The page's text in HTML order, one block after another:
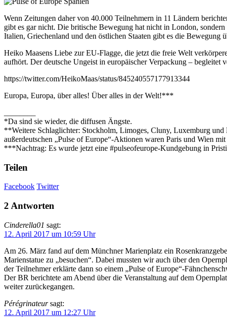
Wenn Zeitungen daher von 40.000 Teilnehmern in 11 Ländern
gibt es gar nicht. Die britische Bewegung hat nicht in London,
Italien, Griechenland und den östlichen Staaten gibt es die Bewegung
Heiko Maasens Liebe zur EU-Flagge, die jetzt die freie Welt
aufhört. Der deutsche Ungeist in europäischer Verpackung – begleitet
https://twitter.com/HeikoMaas/status/845240557177913344
Europa, Europa, über alles! Über alles in der Welt!***
*Da sind sie wieder, die diffusen Ängste.
**Weitere Schlaglichter: Stockholm, Limoges, Cluny, Luxemburg
außerdeutschen „Pulse of Europe“-Aktionen waren Paris und Wien
***Nachtrag: Es wurde jetzt eine #pulseofeurope-Kundgebung in
Teilen
Facebook Twitter
2 Antworten
Cinderella01 sagt:
12. April 2017 um 10:59 Uhr
Am 26. März fand auf dem Münchner Marienplatz ein
Marienstatue zu „besuchen“. Dabei mussten wir auch über den
der Teilnehmer erklärte dann so einem „Pulse of Europe“-
Der BR berichtete am Abend über die Veranstaltung auf dem
weiter zurückegangen.
Pérégrinateur sagt:
12. April 2017 um 12:27 Uhr